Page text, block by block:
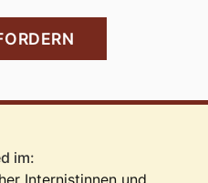
im:
Internistinnen und